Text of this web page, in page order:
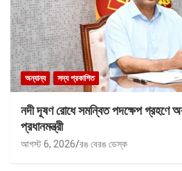
অন্যান্য সদ্য প্রকাশিত
নদী দূষণ রোধে সমন্বিত পদক্ষেপ গ্রহণে
প্রধানমন্ত্রী
আগস্ট 6, 2026 রঙ বেরঙ ডেস্ক